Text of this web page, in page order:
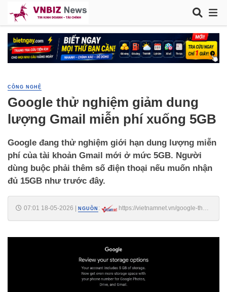
CÔNG NGHỆ
Google thử nghiệm giảm dung
lượng Gmail miễn phí xuống 5GB
Google đang thử nghiệm giới hạn dung lượng miễn
phí của tài khoản Gmail mới ở mức 5GB. Người
dùng buộc phải thêm số điện thoại nếu muốn nhận
đủ 15GB như trước đây.
07:01 18-05-2026 NGUỒN :
https://vietnamnet.vn/google-thu-